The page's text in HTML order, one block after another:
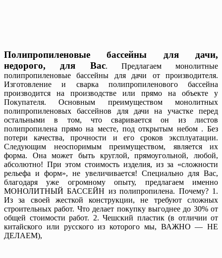
Полипропиленовые бассейны для дачи,
недорого, для Вас. Предлагаем монолитные
полипропиленовые бассейны для дачи от производителя.
Изготовление и сварка полипропиленового бассейна
производится на производстве или прямо на объекте у
Покупателя. Основным преимуществом монолитных
полипропиленовых бассейнов для дачи на участке перед
остальными в том, что сваривается он из листов
полипропилена прямо на месте, под открытым небом . Без
потери качества, прочности и его сроков эксплуатации.
Следующим неоспоримым преимуществом, является их
форма. Она может быть круглой, прямоугольной, любой,
абсолютно! При этом стоимость изделия, из за «сложности
рельефа и форм», не увеличивается! Специально для Вас,
благодаря уже огромному опыту, предлагаем именно
МОНОЛИТНЫЙ БАССЕЙН из полипропилена. Почему? 1.
Из за своей жесткой конструкции, не требуют сложных
строительных работ. Что делает покупку выгоднее до 30% от
общей стоимости работ. 2. Чешский пластик (в отличии от
китайского или русского из которого мы, ВАЖНО — НЕ
ДЕЛАЕМ),